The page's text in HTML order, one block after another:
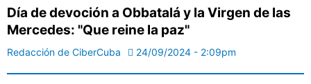
Día de devoción a Obbatalá y la Virgen de las
Mercedes: "Que reine la paz"
Redacción de CiberCuba 24/09/2024 - 2:09pm